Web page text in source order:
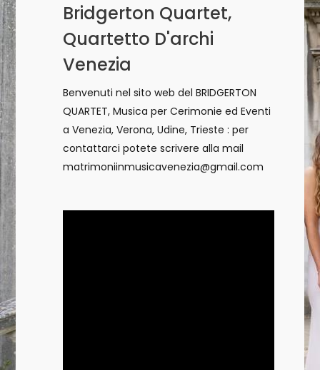
Bridgerton Quartet,
Quartetto D'archi
Venezia
Benvenuti nel sito web del BRIDGERTON
QUARTET, Musica per Cerimonie ed Eventi
a Venezia, Verona, Udine, Trieste : per
contattarci potete scrivere alla mail
matrimoniinmusicavenezia@gmail.com